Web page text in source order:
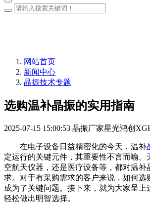
网站首页
新闻中心
晶振技术专题
选购温补晶振的实用指南
2025-07-15 15:00:53 晶振厂家星光鸿创
在电子设备日益精密化的今天，温补
定运行的关键元件，其重要性不言而喻。
空航天仪器，还是医疗设备等，都对温补
求。对于有采购需求的客户来说，如何选
成为了关键问题。接下来，就为大家呈上
轻松做出明智选择。